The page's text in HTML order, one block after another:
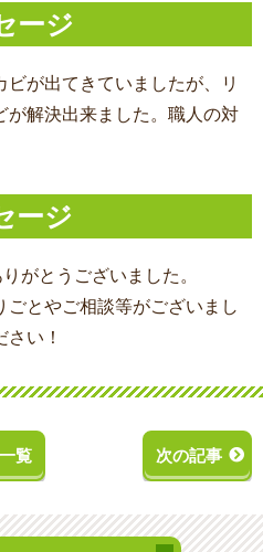
ージ
が出てきていましたが、リ
が解決出来ました。職人の対
ージ
がとうございました。
ごとやご相談等がございまし
い！
一覧 次の記事